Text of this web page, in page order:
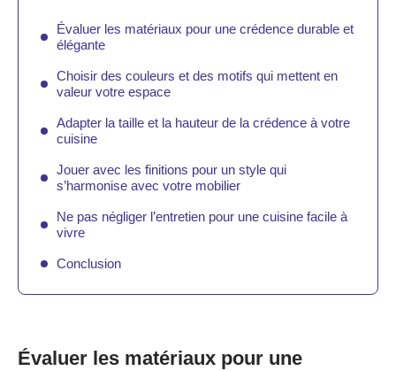
Évaluer les matériaux pour une crédence durable et
élégante
Choisir des couleurs et des motifs qui mettent en
valeur votre espace
Adapter la taille et la hauteur de la crédence à votre
cuisine
Jouer avec les finitions pour un style qui
s’harmonise avec votre mobilier
Ne pas négliger l’entretien pour une cuisine facile à
vivre
Conclusion
Évaluer les matériaux pour une